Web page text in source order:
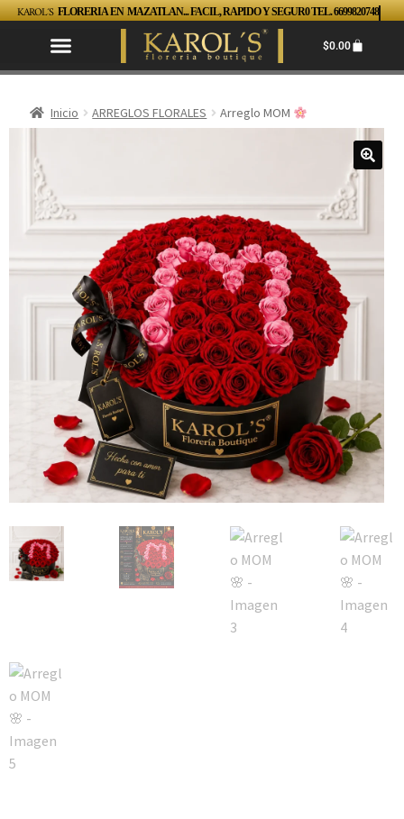
KAROL´S FLORERIA EN MAZATLAN... FACIL, RAPIDO Y SEGUR0 TEL. 6699820748
$0.00
Inicio ARREGLOS FLORALES Arreglo MOM